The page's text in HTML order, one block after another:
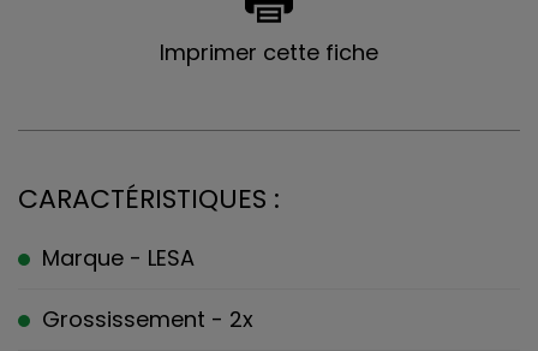
Imprimer cette fiche
CARACTÉRISTIQUES :
Marque - LESA
Grossissement - 2x